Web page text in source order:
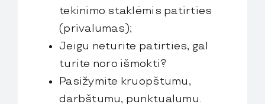
tekinimo staklėmis patirties
(privalumas);
Jeigu neturite patirties, gal
turite noro išmokti?
Pasižymite kruopštumu,
darbštumu, punktualumu.